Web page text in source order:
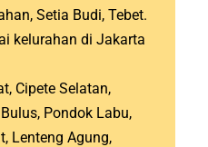
Setia Budi, Tebet.
kelurahan di Jakarta
Cipete Selatan,
Pondok Labu,
Lenteng Agung,